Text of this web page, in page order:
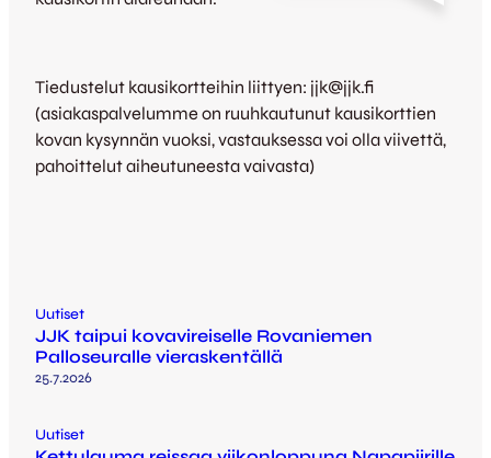
Tiedustelut kausikortteihin liittyen: jjk@jjk.fi
(asiakaspalvelumme on ruuhkautunut kausikorttien
kovan kysynnän vuoksi, vastauksessa voi olla viivettä,
pahoittelut aiheutuneesta vaivasta)
Uutiset
JJK taipui kovavireiselle Rovaniemen
Palloseuralle vieraskentällä
25.7.2026
Uutiset